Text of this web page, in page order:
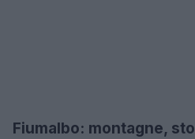
Fiumalbo: montagne,